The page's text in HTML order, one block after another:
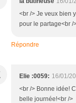
<br /> Je veux bien
pour le partage<br /
Répondre
Elie :0059: 16/01/
<br /> Bonne idée!
belle journée!<br />